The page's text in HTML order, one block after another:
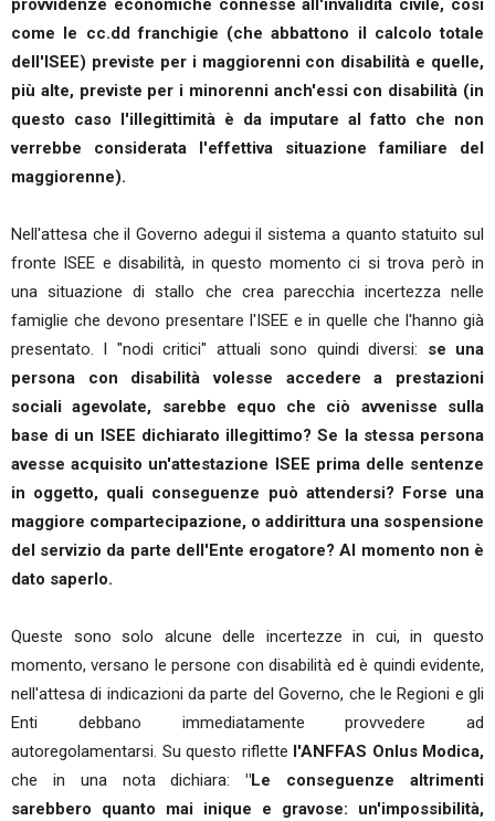
provvidenze economiche connesse all'invalidità civile, così
come le cc.dd franchigie (che abbattono il calcolo totale
dell'ISEE) previste per i maggiorenni con disabilità e quelle,
più alte, previste per i minorenni anch'essi con disabilità (in
questo caso l'illegittimità è da imputare al fatto che non
verrebbe considerata l'effettiva situazione familiare del
maggiorenne).
Nell'attesa che il Governo adegui il sistema a quanto statuito sul
fronte ISEE e disabilità, in questo momento ci si trova però in
una situazione di stallo che crea parecchia incertezza nelle
famiglie che devono presentare l'ISEE e in quelle che l'hanno già
presentato. I "nodi critici" attuali sono quindi diversi: se una
persona con disabilità volesse accedere a prestazioni
sociali agevolate, sarebbe equo che ciò avvenisse sulla
base di un ISEE dichiarato illegittimo? Se la stessa persona
avesse acquisito un'attestazione ISEE prima delle sentenze
in oggetto, quali conseguenze può attendersi? Forse una
maggiore compartecipazione, o addirittura una sospensione
del servizio da parte dell'Ente erogatore? Al momento non è
dato saperlo.
Queste sono solo alcune delle incertezze in cui, in questo
momento, versano le persone con disabilità ed è quindi evidente,
nell'attesa di indicazioni da parte del Governo, che le Regioni e gli
Enti debbano immediatamente provvedere ad
autoregolamentarsi. Su questo riflette l'ANFFAS Onlus Modica,
che in una nota dichiara: "Le conseguenze altrimenti
sarebbero quanto mai inique e gravose: un'impossibilità,